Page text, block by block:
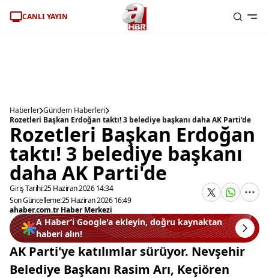
CANLI YAYIN
Haberler Gündem Haberleri
Rozetleri Başkan Erdoğan taktı! 3 belediye başkanı daha AK Parti'de
Rozetleri Başkan Erdoğan
taktı! 3 belediye başkanı
daha AK Parti'de
Giriş Tarihi:25 Haziran 2026 14:34
Son Güncelleme:25 Haziran 2026 16:49
ahaber.com.tr Haber Merkezi
A Haber’i Google'a ekleyin, doğru kaynaktan
haberi alın!
AK Parti'ye katılımlar sürüyor. Nevşehir
Belediye Başkanı Rasim Arı, Keçiören